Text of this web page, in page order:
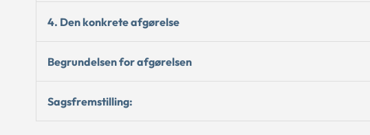
4. Den konkrete afgørelse
Begrundelsen for afgørelsen
Sagsfremstilling: